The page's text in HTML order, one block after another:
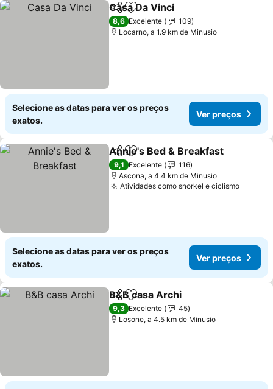
PartilharAdicionar aos favoritos
Casa Da Vinci
8,6 Excelente
109
Locarno, a 1.9 km de Minusio
Selecione as datas para ver os preços
exatos.
Ver preços
PartilharAdicionar aos favoritos
Annie's Bed & Breakfast
9,1 Excelente
116
Ascona, a 4.4 km de Minusio
Atividades como snorkel e ciclismo
Selecione as datas para ver os preços
exatos.
Ver preços
PartilharAdicionar aos favoritos
B&B casa Archi
9,3 Excelente
45
Losone, a 4.5 km de Minusio